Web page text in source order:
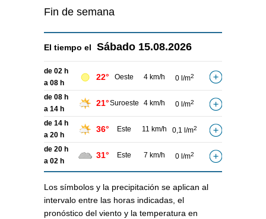
Fin de semana
El tiempo el Sábado 15.08.2026
de 02 h
a 08 h
22° Oeste 4 km/h 0 l/m2
de 08 h
a 14 h
21°Suroeste 4 km/h 0 l/m2
de 14 h
a 20 h
36° Este 11 km/h 0,1 l/m2
de 20 h
a 02 h
31° Este 7 km/h 0 l/m2
Los símbolos y la precipitación se aplican al
intervalo entre las horas indicadas, el
pronóstico del viento y la temperatura en